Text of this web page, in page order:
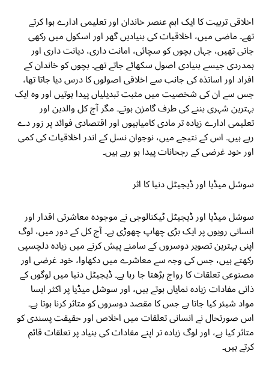
اخلاقی تربیت کا ایک اہم عنصر خاندان اور تعلیمی ادارے ہوا کرتے
تھے۔ ماضی میں، اخلاقیات کی بنیادیں گھر اور اسکول میں رکھی
جاتی تھیں، جہاں بچوں کو سچائی، امانت داری، دیانت داری اور
ہمدردی جیسے بنیادی اصول سکھائے جاتے تھے۔ بچوں کو خاندان کے
افراد اور اساتذہ کی جانب سے اخلاقی اصولوں کا درس دیا جاتا تھا،
جس سے ان کی شخصیت میں مثبت تبدیلیاں پیدا ہوتیں اور وہ ایک
بہترین شہری بننے کی طرف گامزن ہوتے۔ مگر آج کل والدین اور
تعلیمی ادارے زیادہ تر مادی کامیابیوں اور اقتصادی فوائد پر زور دے
رہے ہیں۔ اس کے نتیجے میں، نوجوان نسل کے اندر اخلاقیات کی کمی
اور خود غرضی کے رجحانات پیدا ہو رہے ہیں۔
سوشل میڈیا اور ڈیجیٹل دنیا کا اثر
سوشل میڈیا اور ڈیجیٹل ٹیکنالوجی نے موجودہ معاشرتی اقدار اور
انسانی رویوں پر ایک بڑی چھاپ چھوڑی ہے۔ آج کل کے دور میں، لوگ
اپنی بہترین تصویر دوسروں کے سامنے پیش کرنے میں زیادہ دلچسپی
رکھتے ہیں، جس کی وجہ سے معاشرے میں دکھاوا، خود غرضی اور
مصنوعی تعلقات کا رواج بڑھتا جا رہا ہے۔ ڈیجیٹل دنیا میں لوگوں کے
ذاتی مفادات زیادہ نمایاں ہوتے ہیں، اور سوشل میڈیا پر اکثر ایسا
مواد شیئر کیا جاتا ہے جس کا مقصد دوسروں کو متاثر کرنا ہوتا ہے۔
اس صورتحال نے انسانی تعلقات میں اخلاص اور حقیقت پسندی کو
متاثر کیا ہے، اور لوگ زیادہ تر اپنے مفادات کی بنیاد پر تعلقات قائم
کرتے ہیں۔